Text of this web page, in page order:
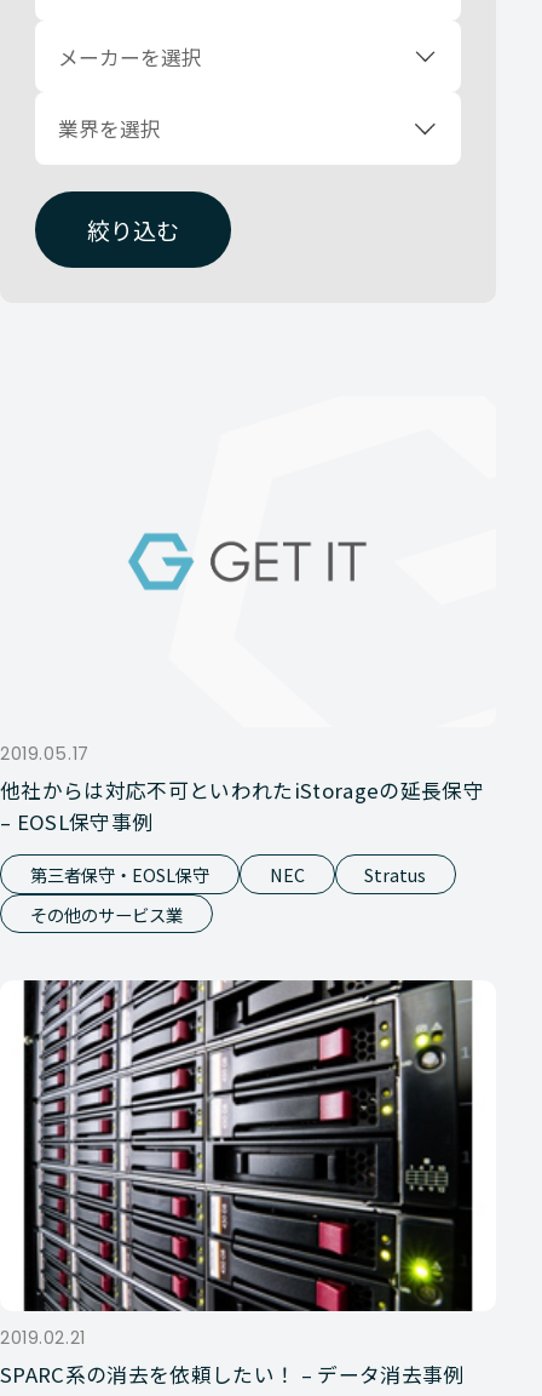
メーカーを選択
業界を選択
絞り込む
2019.05.17
他社からは対応不可といわれたiStorageの延長保守
– EOSL保守事例
第三者保守・EOSL保守 NEC
Stratus
その他のサービス業
2019.02.21
SPARC系の消去を依頼したい！ – データ消去事例